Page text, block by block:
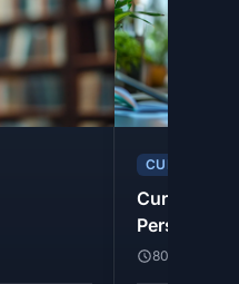
CURSO DE
Currículo
80h · 120h ·